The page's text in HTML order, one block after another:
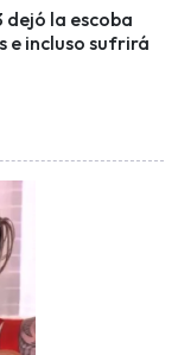
dejó la escoba
e incluso sufrirá